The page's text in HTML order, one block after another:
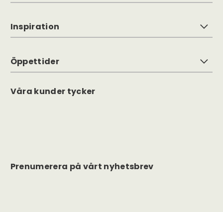
Inspiration
Öppettider
Våra kunder tycker
Prenumerera på vårt nyhetsbrev